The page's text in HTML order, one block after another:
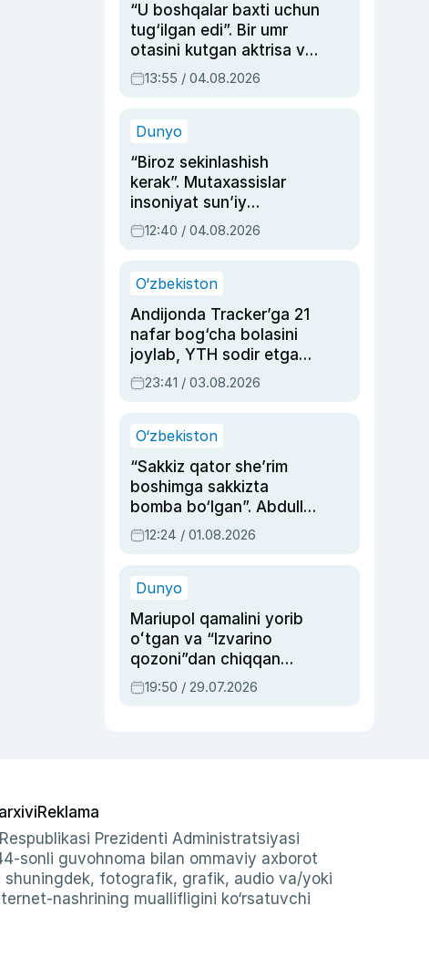
“U boshqalar baxti uchun
tug‘ilgan edi”. Bir umr
otasini kutgan aktrisa va
dublyaj ustasi Rimma
Ahmedovaning
13:55 / 04.08.2026
Dunyo
“Biroz sekinlashish
kerak”. Mutaxassislar
insoniyat sun’iy
intellektni boshqara
olmay qolishidan xavotir
12:40 / 04.08.2026
O‘zbekiston
Andijonda Tracker’ga 21
nafar bog‘cha bolasini
joylab, YTH sodir etgan
ayolga sud hukmi o‘qildi
23:41 / 03.08.2026
O‘zbekiston
“Sakkiz qator she’rim
boshimga sakkizta
bomba bo‘lgan”. Abdulla
Oripovni siyosiy
ayblovlardan asrab
12:24 / 01.08.2026
Dunyo
Mariupol qamalini yorib
oʻtgan va “Izvarino
qozoni”dan chiqqan
qahramon — Ukraina
armiyasi bosh
19:50 / 29.07.2026
Reklama
Prezidenti Administratsiyasi
sonli guvohnoma bilan ommaviy axborot
shuningdek, fotografik, grafik, audio va/yoki
nashrining muallifligini ko‘rsatuvchi